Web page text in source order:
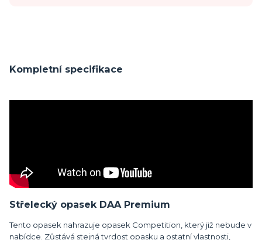
Kompletní specifikace
Střelecký opasek DAA Premium
Tento opasek nahrazuje opasek Competition, který již nebude v
nabídce. Zůstává stejná tvrdost opasku a ostatní vlastnosti,